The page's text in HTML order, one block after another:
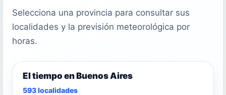
Selecciona una provincia para consultar sus
localidades y la previsión meteorológica por
horas.
El tiempo en Buenos Aires
593 localidades